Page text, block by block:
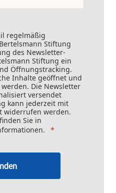
regelmäßig
Stiftung
des Newsletter-
Stiftung ein
Öffnungstracking.
Inhalte geöffnet und
Die Newsletter
versendet
kann jederzeit mit
widerrufen werden.
Sie in
.